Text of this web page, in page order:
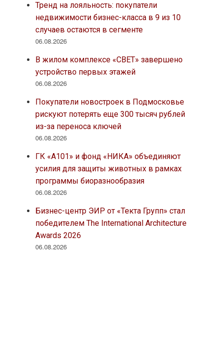
Тренд на лояльность: покупатели
недвижимости бизнес-класса в 9 из 10
случаев остаются в сегменте
06.08.2026
В жилом комплексе «СВЕТ» завершено
устройство первых этажей
06.08.2026
Покупатели новостроек в Подмосковье
рискуют потерять еще 300 тысяч рублей
из-за переноса ключей
06.08.2026
ГК «А101» и фонд «НИКА» объединяют
усилия для защиты животных в рамках
программы биоразнообразия
06.08.2026
Бизнес-центр ЭИР от «Текта Групп» стал
победителем The International Architecture
Awards 2026
06.08.2026